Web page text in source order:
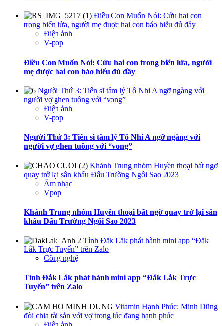
Điều Con Muốn Nói: Cứu hai con
trong biển lửa, người mẹ được hai con báo hiếu đủ đầy
Điện ảnh
V-pop
Điều Con Muốn Nói: Cứu hai con trong biển lửa, người
mẹ được hai con báo hiếu đủ đầy
Người Thứ 3: Tiến sĩ tâm lý Tô Nhi A ngỡ ngàng với
người vợ ghen tuông với “vong”
Điện ảnh
V-pop
Người Thứ 3: Tiến sĩ tâm lý Tô Nhi A ngỡ ngàng với
người vợ ghen tuông với “vong”
Khánh Trung nhóm Huyền thoại bất ngờ
quay trở lại sân khấu Đấu Trường Ngôi Sao 2023
Âm nhạc
Vpop
Khánh Trung nhóm Huyền thoại bất ngờ quay trở lại sân
khấu Đấu Trường Ngôi Sao 2023
Tỉnh Đắk Lắk phát hành mini app “Đắk
Lắk Trực Tuyến” trên Zalo
Công nghệ
Tỉnh Đắk Lắk phát hành mini app “Đắk Lắk Trực
Tuyến” trên Zalo
Vitamin Hạnh Phúc: Minh Dũng
đòi chia tài sản với vợ trong lúc đang hạnh phúc
Điện ảnh